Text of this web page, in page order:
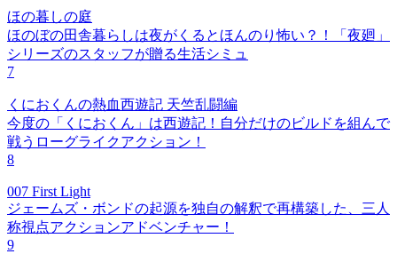
ほの暮しの庭
ほのぼの田舎暮らしは夜がくるとほんのり怖い？！「夜廻」
シリーズのスタッフが贈る生活シミュ
7
くにおくんの熱血西遊記 天竺乱闘編
今度の「くにおくん」は西遊記！自分だけのビルドを組んで
戦うローグライクアクション！
8
007 First Light
ジェームズ・ボンドの起源を独自の解釈で再構築した、三人
称視点アクションアドベンチャー！
9